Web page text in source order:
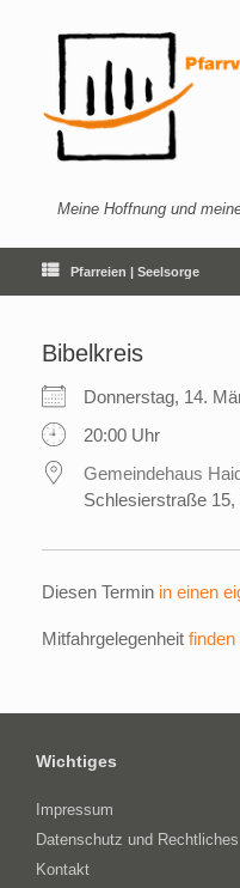
Meine Hoffnung und
Pfarreien | Seelsorge
Bibelkreis
Donnerstag, 14.
20:00 Uhr
Gemeindehaus
Schlesierstraße
Diesen Termin in einen
Mitfahrgelegenheit finden
Wichtiges
Impressum
Datenschutz und Rechtliches
Kontakt